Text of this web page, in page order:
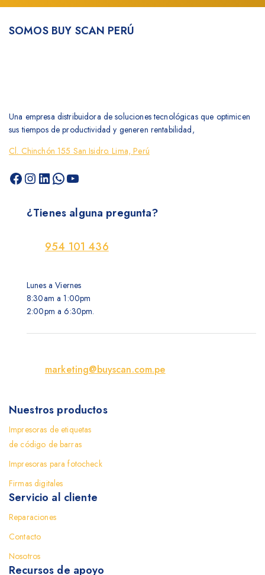
SOMOS BUY SCAN PERÚ
Una empresa distribuidora de soluciones tecnológicas que optimicen
sus tiempos de productividad y generen rentabilidad,
Cl. Chinchón 155 San Isidro. Lima, Perú
¿Tienes alguna pregunta?
954 101 436
Lunes a Viernes
8:30am a 1:00pm
2:00pm a 6:30pm.
marketing@buyscan.com.pe
Nuestros productos
Impresoras de etiquetas
de código de barras
Impresoras para fotocheck
Firmas digitales
Servicio al cliente
Reparaciones
Contacto
Nosotros
Recursos de apoyo